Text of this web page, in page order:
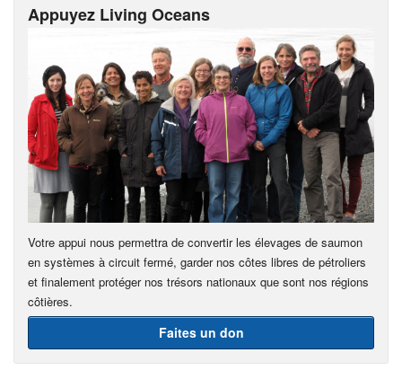
Appuyez Living Oceans
Votre appui nous permettra de convertir les élevages de saumon
en systèmes à circuit fermé, garder nos côtes libres de pétroliers
et finalement protéger nos trésors nationaux que sont nos régions
côtières.
Faites un don